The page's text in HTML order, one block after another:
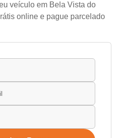
veículo em Bela Vista do
online e pague parcelado